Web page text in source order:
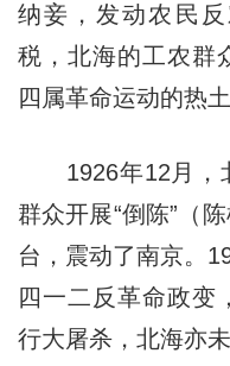
纳妾，发动农民
税，北海的工农群
四属革命运动的热土
1926年12月，
群众开展“倒陈”（
台，震动了南京。
四一二反革命政变
行大屠杀，北海亦